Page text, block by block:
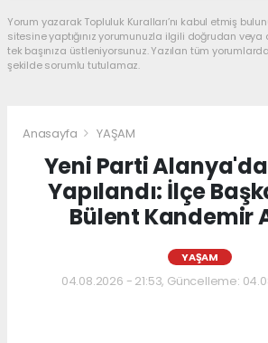
Yorum yazarak Topluluk Kuralları’nı kabul etmiş
sitesine yaptığınız yorumunuzla ilgili doğrudan
tek başınıza üstleniyorsunuz. Yazılan tüm
şekilde sorumlu tutulamaz.
Anasayfa YAŞAM
Yeni Parti
Yapılandı: İlçe
Bülent Kandemir
YAŞAM
04.08.2026 - 21:53, Güncelleme: